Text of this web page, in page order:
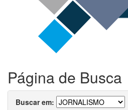
Página de Busca
Buscar em: